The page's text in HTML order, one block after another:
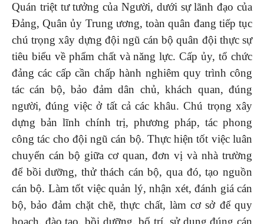
Quán triệt tư tưởng của Người, dưới sự lãnh đạo của
Đảng, Quân ủy Trung ương, toàn quân đang tiếp tục
chú trọng xây dựng đội ngũ cán bộ quân đội thực sự
tiêu biểu về phẩm chất và năng lực. Cấp ủy, tổ chức
đảng các cấp cần chấp hành nghiêm quy trình công
tác cán bộ, bảo đảm dân chủ, khách quan, đúng
người, đúng việc ở tất cả các khâu. Chú trọng xây
dựng bản lĩnh chính trị, phương pháp, tác phong
công tác cho đội ngũ cán bộ. Thực hiện tốt việc luân
chuyển cán bộ giữa cơ quan, đơn vị và nhà trường
để bồi dưỡng, thử thách cán bộ, qua đó, tạo nguồn
cán bộ. Làm tốt việc quản lý, nhận xét, đánh giá cán
bộ, bảo đảm chặt chẽ, thực chất, làm cơ sở để quy
hoạch, đào tạo, bồi dưỡng, bố trí, sử dụng đúng cán